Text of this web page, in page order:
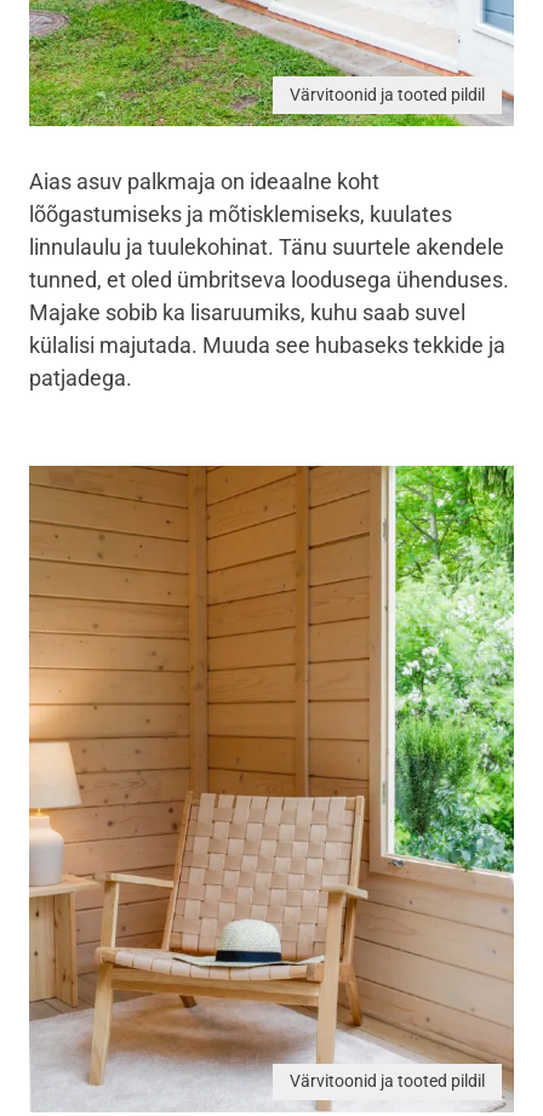
Värvitoonid ja tooted pildil
Aias asuv palkmaja on ideaalne koht
lõõgastumiseks ja mõtisklemiseks, kuulates
linnulaulu ja tuulekohinat. Tänu suurtele akendele
tunned, et oled ümbritseva loodusega ühenduses.
Majake sobib ka lisaruumiks, kuhu saab suvel
külalisi majutada. Muuda see hubaseks tekkide ja
patjadega.
Värvitoonid ja tooted pildil